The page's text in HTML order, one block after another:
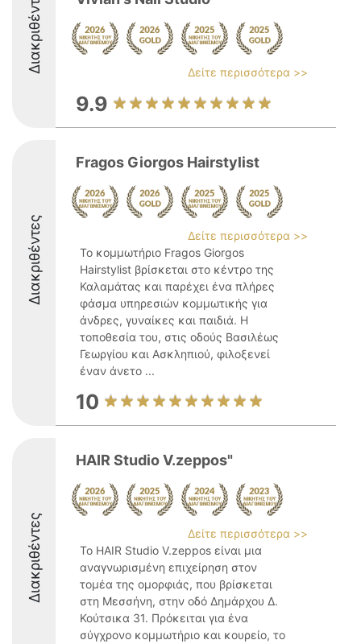
Διακριθέντες Δείτε περισσότερα >>
9.9
Διακριθέντες
Fragos Giorgos Hairstylist
Δείτε περισσότερα >>
Το κομμωτήριο Fragos Giorgos
Hairstylist βρίσκεται στο κέντρο της
Καλαμάτας και παρέχει ένα πλήρες
φάσμα υπηρεσιών κομμωτικής για
άνδρες, γυναίκες και παιδιά. Η
τοποθεσία του, στις οδούς Βασιλέως
Γεωργίου και Ασκληπιού, φιλοξενεί
έναν άνετο ...
10
Διακριθέντες
HAIR Studio V.zeppos"
Δείτε περισσότερα >>
Το HAIR Studio V.zeppos είναι μια
αναγνωρισμένη επιχείρηση στον
τομέα της ομορφιάς, που βρίσκεται
στη Μεσσήνη, στην οδό Δημάρχου Δ.
Κούτσικα 31. Πρόκειται για ένα
σύγχρονο κομμωτήριο και κουρείο, το